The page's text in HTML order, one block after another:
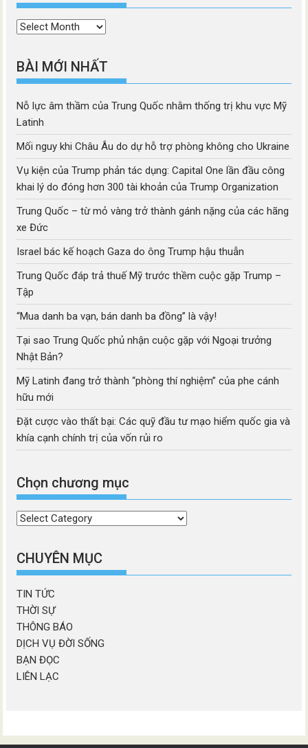
Thời
BÀI MỚI NHẤT
Nỗ lực âm thầm của Trung Quốc nhằm thống trị khu vực Mỹ
Latinh
Mối nguy khi Châu Âu do dự hỗ trợ phòng không cho Ukraine
Vụ kiện của Trump phản tác dụng: Capital One lần đầu công
khai lý do đóng hơn 300 tài khoản của Trump Organization
Trung Quốc – từ mỏ vàng trở thành gánh nặng của các hãng
xe Đức
Israel bác kế hoạch Gaza do ông Trump hậu thuẫn
Trung Quốc đáp trả thuế Mỹ trước thềm cuộc gặp Trump –
Tập
“Mua danh ba vạn, bán danh ba đồng” là vậy!
Tại sao Trung Quốc phủ nhận cuộc gặp với Ngoại trưởng
Nhật Bản?
Mỹ Latinh đang trở thành “phòng thí nghiệm” của phe cánh
hữu mới
Đặt cược vào thất bại: Các quỹ đầu tư mạo hiểm quốc gia và
khía cạnh chính trị của vốn rủi ro
Chọn chương mục
Chọn
mục
CHUYÊN MỤC
TIN TỨC
THỜI SỰ
THÔNG BÁO
DỊCH VỤ ĐỜI SỐNG
BẠN ĐỌC
LIÊN LẠC